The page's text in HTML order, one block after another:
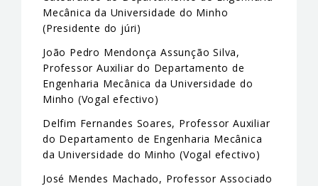
Mecânica da Universidade do Minho
(Presidente do júri)
João Pedro Mendonça Assunção Silva,
Professor Auxiliar do Departamento de
Engenharia Mecânica da Universidade do
Minho (Vogal efectivo)
Delfim Fernandes Soares, Professor Auxiliar
do Departamento de Engenharia Mecânica
da Universidade do Minho (Vogal efectivo)
José Mendes Machado, Professor Associado